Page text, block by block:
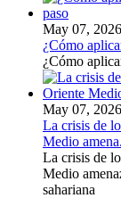
May 07, 2026
¿Cómo
¿Cómo
May 07, 2026
La crisis de
Medio
La crisis de
Medio
sahariana